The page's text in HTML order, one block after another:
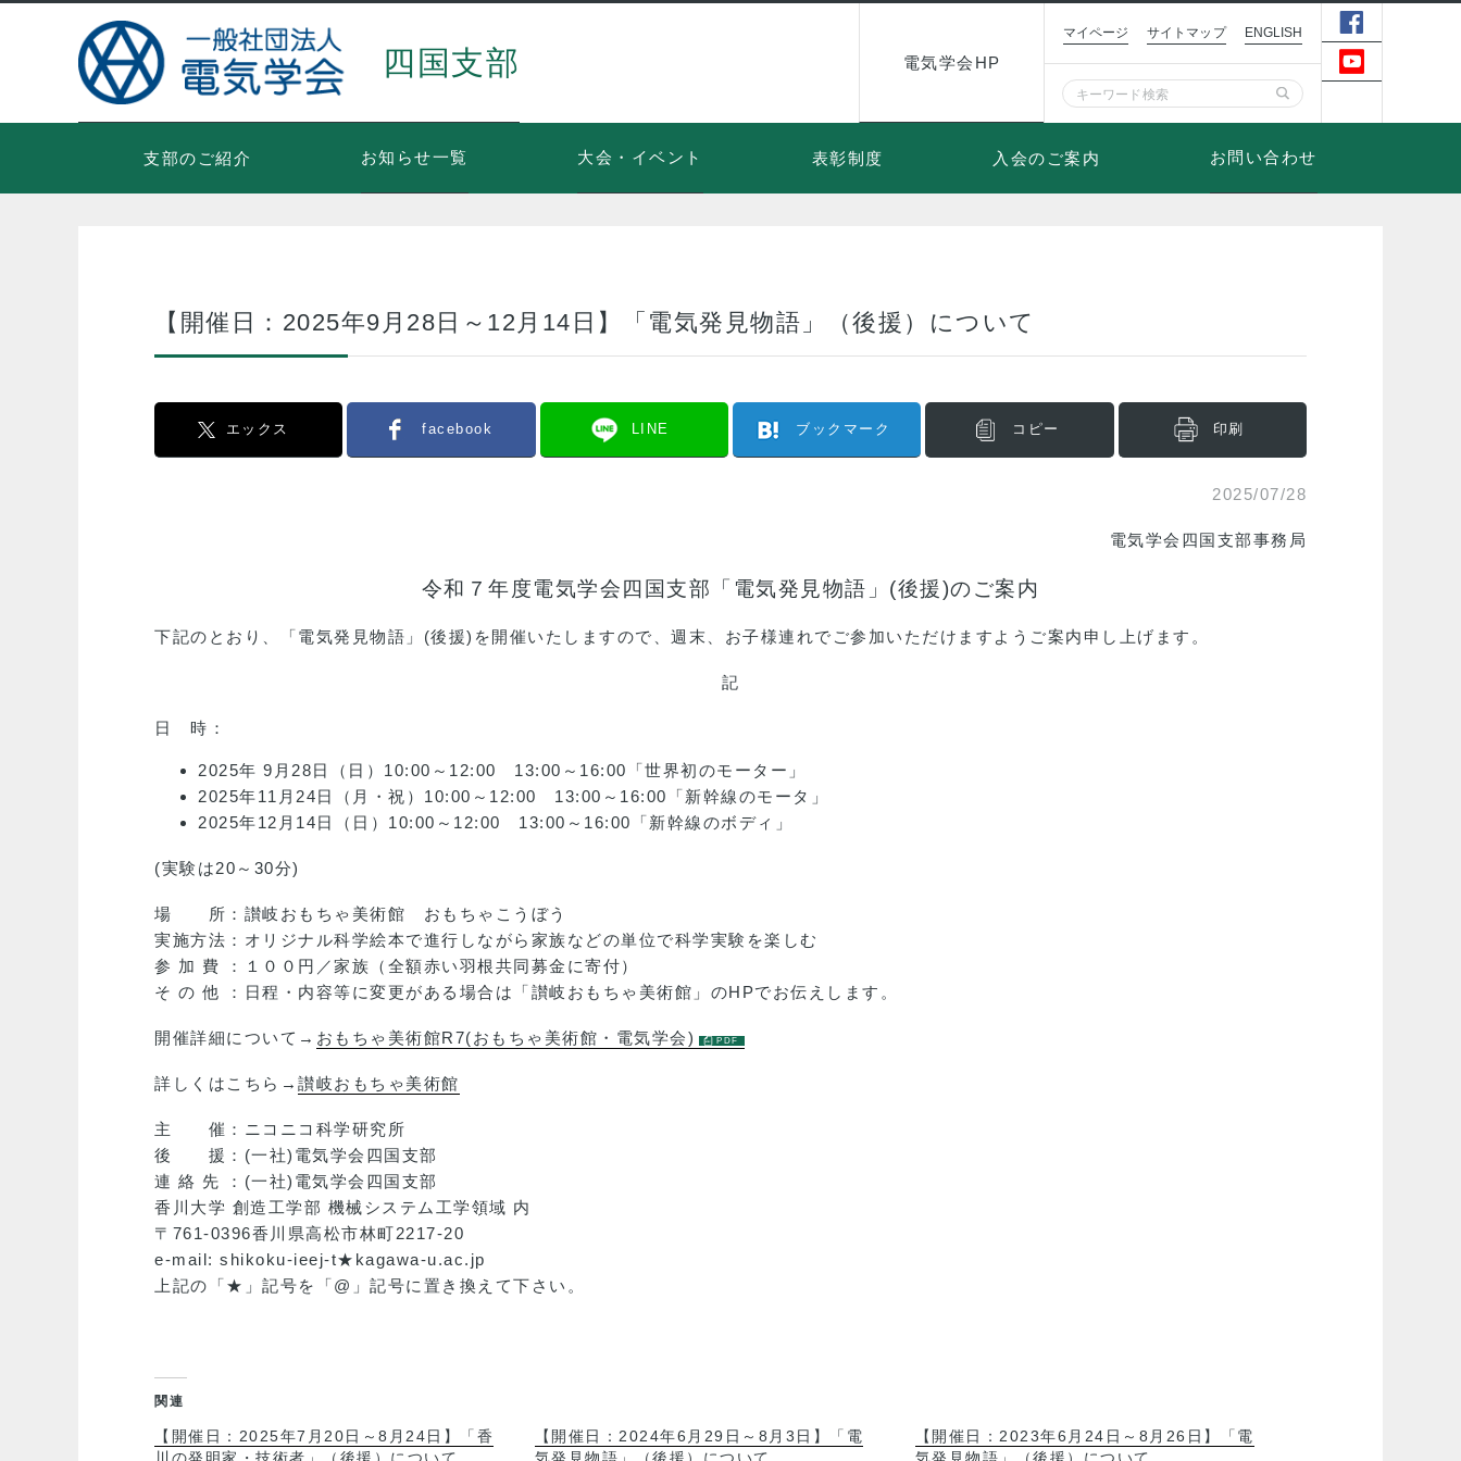
四国支部 電気学会HP
マイページ サイトマップ ENGLISH
支部のご紹介 お知らせ一覧 大会・イベント 表彰制度 入会のご案内 お問い合わせ
【開催日：2025年9月28日～12月14日】「電気発見物語」（後援）について
エックス facebook LINE ブックマーク コピー 印刷
2025/07/28
電気学会四国支部事務局
令和７年度電気学会四国支部「電気発見物語」(後援)のご案内
下記のとおり、「電気発見物語」(後援)を開催いたしますので、週末、お子様連れでご参加いただけますようご案内申し上げます。
記
日 時：
2025年 9月28日（日）10:00～12:00 13:00～16:00「世界初のモーター」
2025年11月24日（月・祝）10:00～12:00 13:00～16:00「新幹線のモータ」
2025年12月14日（日）10:00～12:00 13:00～16:00「新幹線のボディ」
(実験は20～30分)
場 所：讃岐おもちゃ美術館 おもちゃこうぼう
実施方法：オリジナル科学絵本で進行しながら家族などの単位で科学実験を楽しむ
参 加 費 ：１００円／家族（全額赤い羽根共同募金に寄付）
そ の 他 ：日程・内容等に変更がある場合は「讃岐おもちゃ美術館」のHPでお伝えします。
開催詳細について→ おもちゃ美術館R7(おもちゃ美術館・電気学会)
詳しくはこちら→ 讃岐おもちゃ美術館
主 催：ニコニコ科学研究所
後 援：(一社)電気学会四国支部
連 絡 先 ：(一社)電気学会四国支部
香川大学 創造工学部 機械システム工学領域 内
〒761-0396香川県高松市林町2217-20
e-mail: shikoku-ieej-t★kagawa-u.ac.jp
上記の「★」記号を「@」記号に置き換えて下さい。
関連
【開催日：2025年7月20日～8月24日】「香
【開催日：2024年6月29日～8月3日】「電
【開催日：2023年6月24日～8月26日】「電